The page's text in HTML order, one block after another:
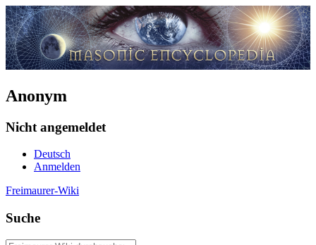
Anonym
Nicht angemeldet
Deutsch
Anmelden
Freimaurer-Wiki
Suche